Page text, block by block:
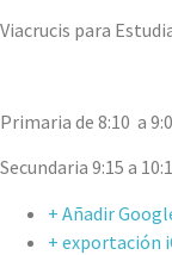
Viacrucis para
Primaria de 8:10 a
Secundaria 9:15 a
+ Añadir
+ exportación